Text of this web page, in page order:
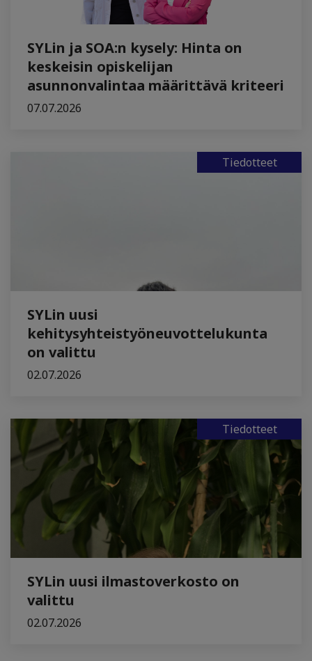
SYLin ja SOA:n kysely: Hinta on
keskeisin opiskelijan
asunnonvalintaa määrittävä kriteeri
07.07.2026
Tiedotteet
SYLin uusi
kehitysyhteistyöneuvottelukunta
on valittu
02.07.2026
Tiedotteet
SYLin uusi ilmastoverkosto on
valittu
02.07.2026